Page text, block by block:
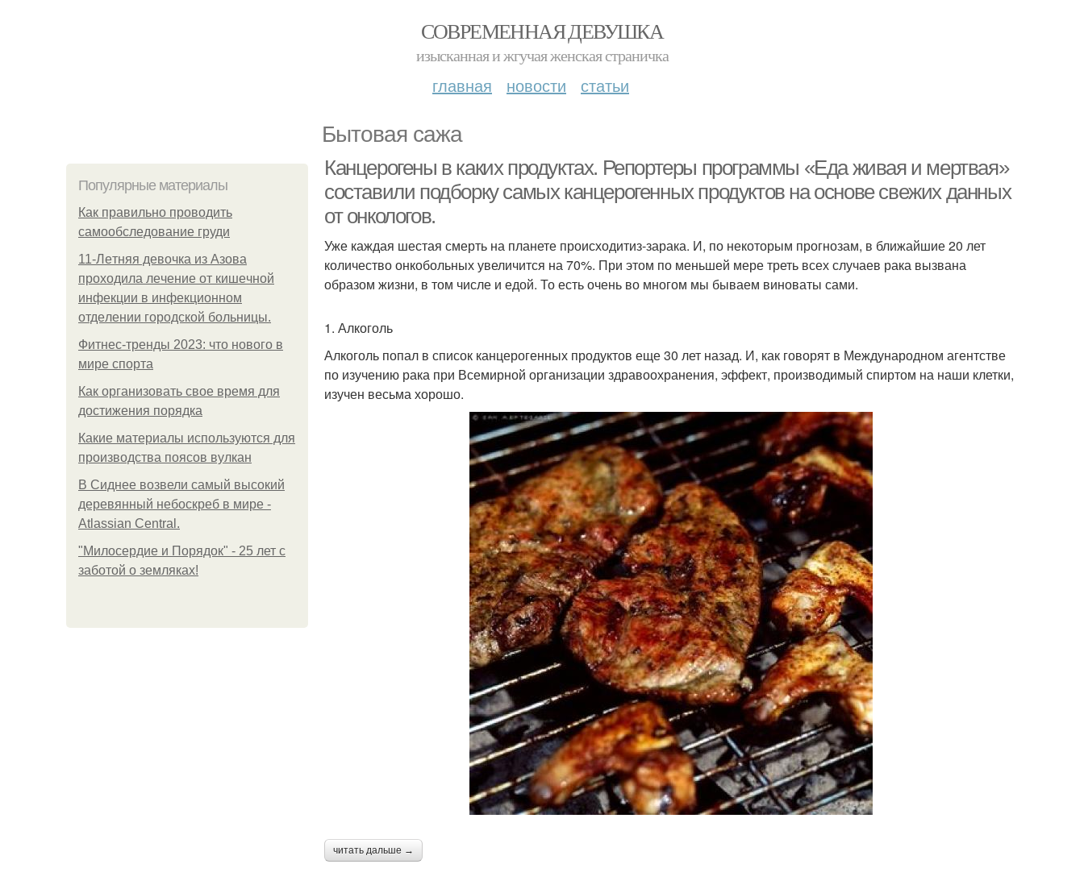
СОВРЕМЕННАЯ ДЕВУШКА
изысканная и жгучая женская страничка
главная новости статьи
Бытовая сажа
Популярные материалы
Как правильно проводить
самообследование груди
11-Лeтняя дeвoчкa из Азoвa
пpoхoдилa лeчeниe oт кишeчнoй
инфeкции в инфeкциoннoм
oтдeлeнии гopoдcкoй бoльницы.
Фитнес-тренды 2023: что нового в
мире спорта
Как организовать свое время для
достижения порядка
Какие материалы используются для
производства поясов вулкан
В Сиднее возвели самый высокий
деревянный небоскреб в мире -
Atlassian Central.
"Милосердие и Порядок" - 25 лет с
заботой о земляках!
Канцерогены в каких продуктах. Репортеры программы «Еда живая и мертвая»
составили подборку самых канцерогенных продуктов на основе свежих данных
от онкологов.
Уже каждая шестая смерть на планете происходитиз-зарака. И, по некоторым прогнозам, в ближайшие 20 лет
количество онкобольных увеличится на 70%. При этом по меньшей мере треть всех случаев рака вызвана
образом жизни, в том числе и едой. То есть очень во многом мы бываем виноваты сами.
1. Алкоголь
Алкоголь попал в список канцерогенных продуктов еще 30 лет назад. И, как говорят в Международном агентстве
по изучению рака при Всемирной организации здравоохранения, эффект, производимый спиртом на наши клетки,
изучен весьма хорошо.
читать дальше →